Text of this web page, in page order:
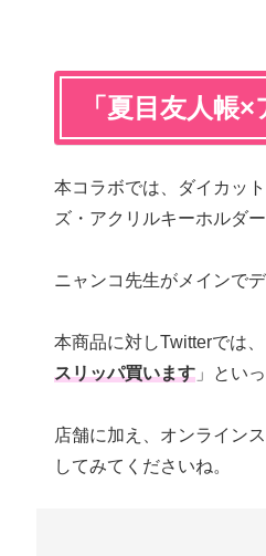
「夏目友人帳
本コラボでは、ダイカッ
ズ・アクリルキーホルダ
ニャンコ先生がメインで
本商品に対しTwitterでは、
スリッパ買います 」とい
店舗に加え、オンライン
してみてくださいね。